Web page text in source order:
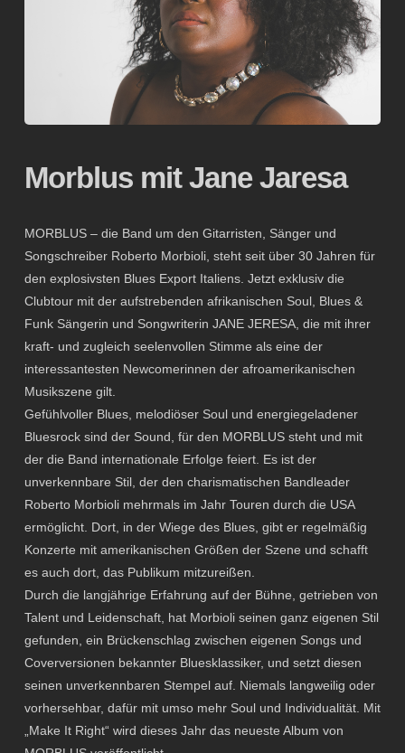
Morblus mit Jane Jaresa
MORBLUS – die Band um den Gitarristen, Sänger und
Songschreiber Roberto Morbioli, steht seit über 30 Jahren für
den explosivsten Blues Export Italiens. Jetzt exklusiv die
Clubtour mit der aufstrebenden afrikanischen Soul, Blues &
Funk Sängerin und Songwriterin JANE JERESA, die mit ihrer
kraft- und zugleich seelenvollen Stimme als eine der
interessantesten Newcomerinnen der afroamerikanischen
Musikszene gilt.
Gefühlvoller Blues, melodiöser Soul und energiegeladener
Bluesrock sind der Sound, für den MORBLUS steht und mit
der die Band internationale Erfolge feiert. Es ist der
unverkennbare Stil, der den charismatischen Bandleader
Roberto Morbioli mehrmals im Jahr Touren durch die USA
ermöglicht. Dort, in der Wiege des Blues, gibt er regelmäßig
Konzerte mit amerikanischen Größen der Szene und schafft
es auch dort, das Publikum mitzureißen.
Durch die langjährige Erfahrung auf der Bühne, getrieben von
Talent und Leidenschaft, hat Morbioli seinen ganz eigenen Stil
gefunden, ein Brückenschlag zwischen eigenen Songs und
Coverversionen bekannter Bluesklassiker, und setzt diesen
seinen unverkennbaren Stempel auf. Niemals langweilig oder
vorhersehbar, dafür mit umso mehr Soul und Individualität. Mit
„Make It Right“ wird dieses Jahr das neueste Album von